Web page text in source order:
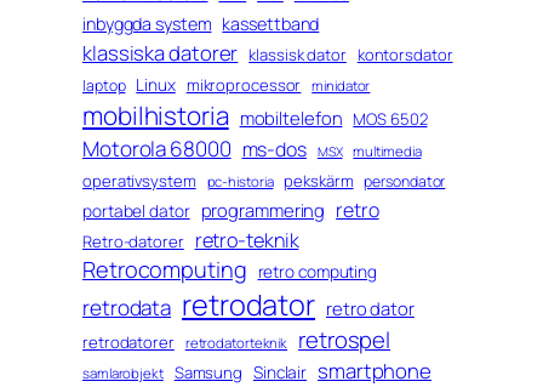
inbyggda system kassettband
klassiska datorer klassisk dator kontorsdator
laptop Linux mikroprocessor minidator
mobilhistoria mobiltelefon MOS 6502
Motorola 68000 ms-dos MSX multimedia
operativsystem pc-historia pekskärm persondator
portabel dator programmering retro
Retro-datorer retro-teknik
Retrocomputing retro computing
retrodata retrodator retro dator
retrodatorer retrodatorteknik retrospel
samlarobjekt Samsung Sinclair smartphone